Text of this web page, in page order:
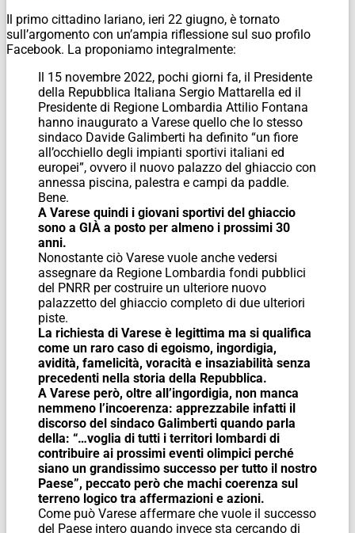
Il primo cittadino lariano, ieri 22 giugno, è tornato
sull’argomento con un’ampia riflessione sul suo profilo
Facebook. La proponiamo integralmente:
Il 15 novembre 2022, pochi giorni fa, il Presidente
della Repubblica Italiana Sergio Mattarella ed il
Presidente di Regione Lombardia Attilio Fontana
hanno inaugurato a Varese quello che lo stesso
sindaco Davide Galimberti ha definito “un fiore
all’occhiello degli impianti sportivi italiani ed
europei”, ovvero il nuovo palazzo del ghiaccio con
annessa piscina, palestra e campi da paddle.
Bene.
A Varese quindi i giovani sportivi del ghiaccio
sono a GIÀ a posto per almeno i prossimi 30
anni.
Nonostante ciò Varese vuole anche vedersi
assegnare da Regione Lombardia fondi pubblici
del PNRR per costruire un ulteriore nuovo
palazzetto del ghiaccio completo di due ulteriori
piste.
La richiesta di Varese è legittima ma si qualifica
come un raro caso di egoismo, ingordigia,
avidità, famelicità, voracità e insaziabilità senza
precedenti nella storia della Repubblica.
A Varese però, oltre all’ingordigia, non manca
nemmeno l’incoerenza: apprezzabile infatti il
discorso del sindaco Galimberti quando parla
della: “…voglia di tutti i territori lombardi di
contribuire ai prossimi eventi olimpici perché
siano un grandissimo successo per tutto il nostro
Paese”, peccato però che machi coerenza sul
terreno logico tra affermazioni e azioni.
Come può Varese affermare che vuole il successo
del Paese intero quando invece sta cercando di